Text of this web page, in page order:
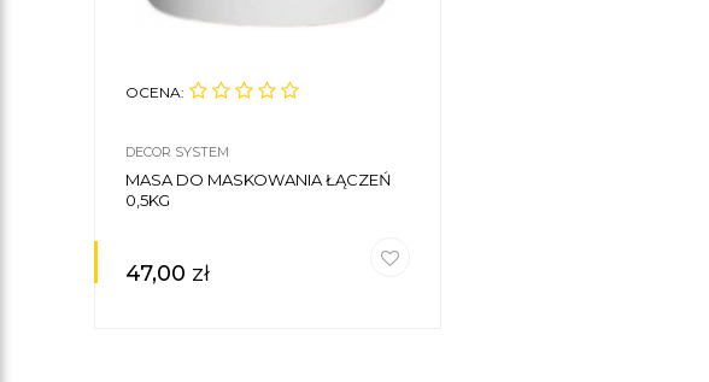
OCENA:
DECOR SYSTEM
MASA DO MASKOWANIA ŁĄCZEŃ
0,5KG
47,00 zł